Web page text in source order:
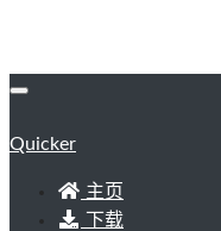
Quicker
主页
下载